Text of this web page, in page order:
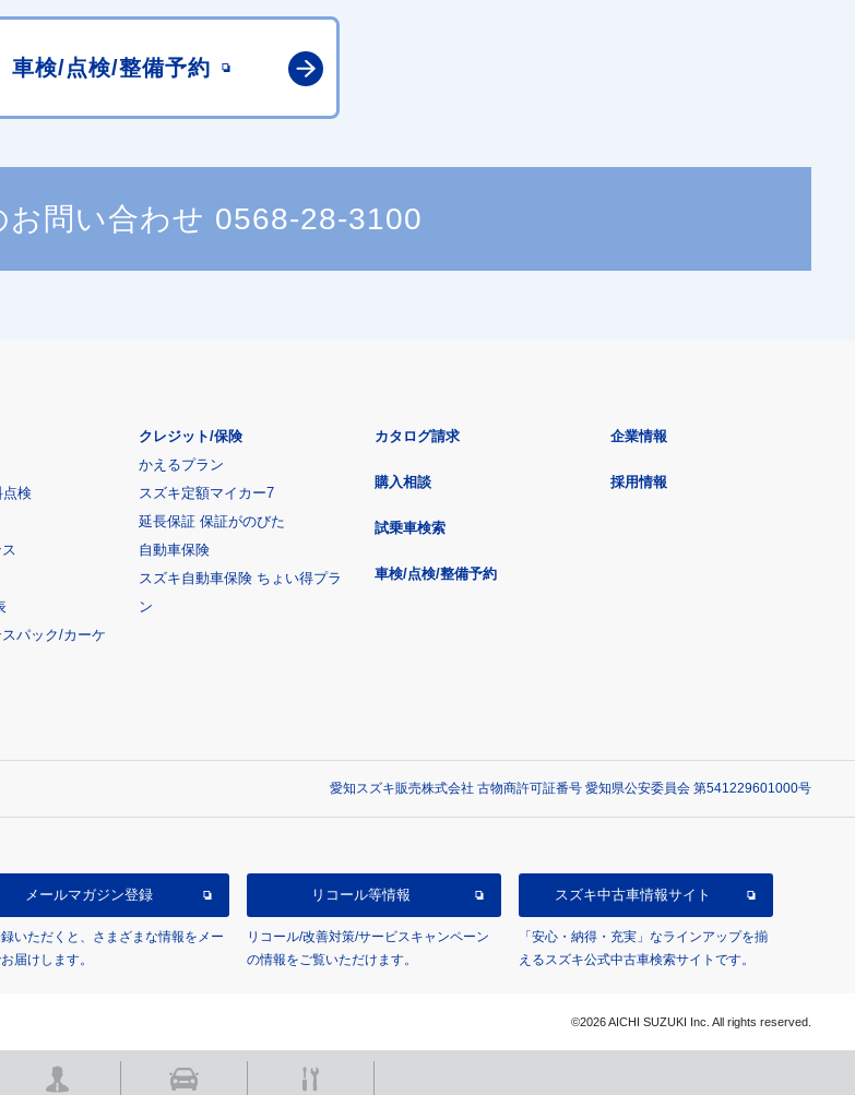
車検/点検/整備予約
お問い合わせ 0568-28-3100
検
パック/カーケ
クレジット/保険
かえるプラン
スズキ定額マイカー7
延長保証 保証がのびた
自動車保険
スズキ自動車保険 ちょい得プラ
ン
カタログ請求
購入相談
試乗車検索
車検/点検/整備予約
企業情報
採用情報
愛知スズキ販売株式会社 古物商許可証番号 愛知県公安委員会 第541229601000号
メールマガジン登録
いただくと、さまざまな情報をメー
届けします。
リコール等情報
リコール/改善対策/サービスキャンペーン
の情報をご覧いただけます。
スズキ中古車情報サイト
「安心・納得・充実」なラインアップを揃
えるスズキ公式中古車検索サイトです。
©2026 AICHI SUZUKI Inc. All rights reserved.